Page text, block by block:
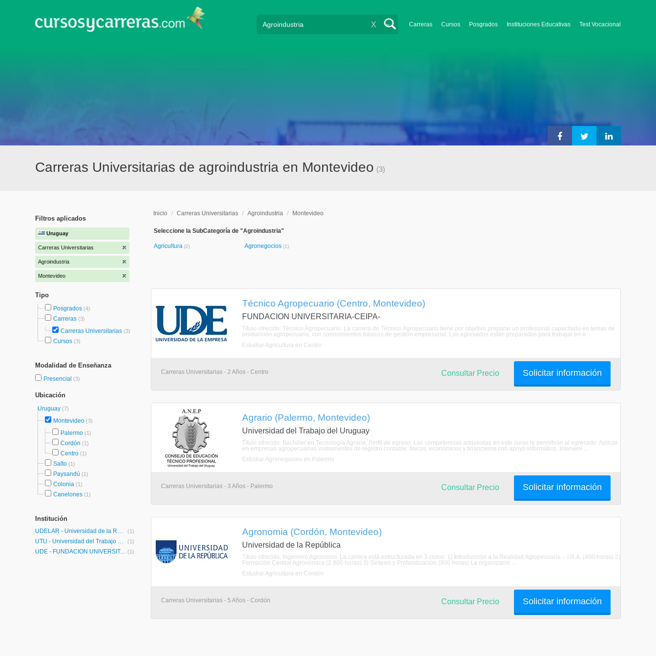
Carreras Cursos Posgrados Instituciones Educativas Test Vocacional
X
Carreras Universitarias de agroindustria en Montevideo (3)
Filtros aplicados
Uruguay
Carreras Universitarias
Agroindustria
Montevideo
Tipo
Posgrados (4)
Carreras (3)
Carreras Universitarias (3)
Cursos (3)
Modalidad de Enseñanza
Presencial (3)
Ubicación
Uruguay (7)
Montevideo (3)
Palermo (1)
Cordón (1)
Centro (1)
Salto (1)
Paysandú (1)
Colonia (1)
Canelones (1)
Institución
UDELAR - Universidad de la República (1)
UTU - Universidad del Trabajo del Uruguay (1)
UDE - FUNDACION UNIVERSITARIA-CEIPA- (1)
Inicio / Carreras Universitarias / Agroindustria / Montevideo
Seleccione la SubCategoría de "Agroindustria"
Agricultura (2) Agronegocios (1)
Técnico Agropecuario (Centro, Montevideo)
FUNDACION UNIVERSITARIA-CEIPA-
Título ofrecido: Técnico Agropecuario. La carrera de Técnico Agropecuario tiene por objetivo preparar un profesional capacitado en temas de
producción agropecuaria, con conocimientos básicos de gestión empresarial. Los egresados están preparados para trabajar en e ...
Estudiar Agricultura en Centro
Carreras Universitarias - 2 Años - Centro Solicitar información
Consultar Precio
Agrario (Palermo, Montevideo)
Universidad del Trabajo del Uruguay
Título ofrecido: Bachiller en Tecnología Agraria. Perfil de egreso: Las competencias adquiridas en este curso le permitirán al egresado: Aplicar
en empresas agropecuarias instrumentos de registro contable: físicos, económicos y financieros con apoyo informático. Interveni ...
Estudiar Agronegocios en Palermo
Carreras Universitarias - 3 Años - Palermo Solicitar información
Consultar Precio
Agronomia (Cordón, Montevideo)
Universidad de la República
Título ofrecido: Ingeniero Agronomo. La carrera está estructurada en 3 ciclos: 1) Introducción a la Realidad Agropecuaria – I.R.A. (400 horas) 2)
Formación Central Agronómica (2.800 horas) 3) Síntesis y Profundización (800 horas) La organizació ...
Estudiar Agricultura en Cordón
Carreras Universitarias - 5 Años - Cordón Solicitar información
Consultar Precio